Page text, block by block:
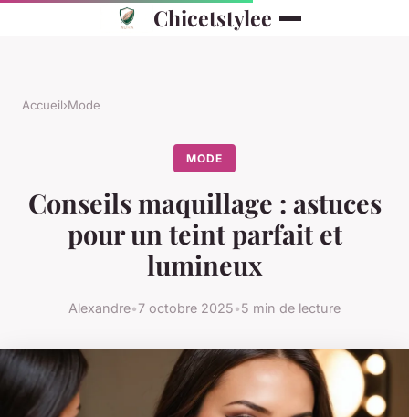
Chicetstylee
Accueil›Mode
MODE
Conseils maquillage : astuces
pour un teint parfait et
lumineux
Alexandre•7 octobre 2025•5 min de lecture